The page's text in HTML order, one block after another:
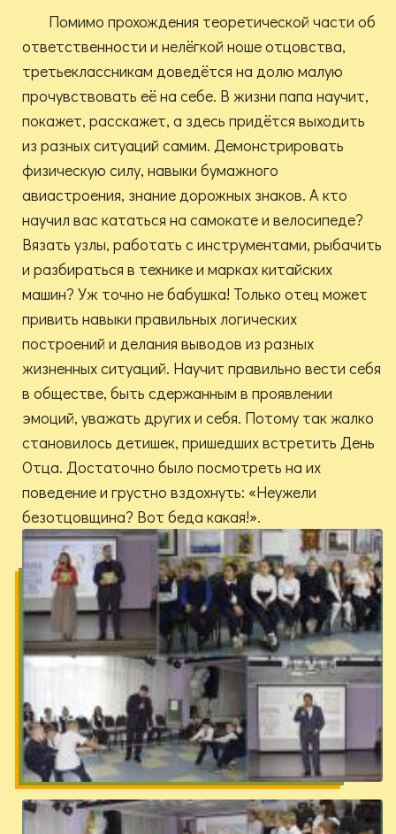
Помимо прохождения теоретической части об
ответственности и нелёгкой ноше отцовства,
третьеклассникам доведётся на долю малую
прочувствовать её на себе. В жизни папа научит,
покажет, расскажет, а здесь придётся выходить
из разных ситуаций самим. Демонстрировать
физическую силу, навыки бумажного
авиастроения, знание дорожных знаков. А кто
научил вас кататься на самокате и велосипеде?
Вязать узлы, работать с инструментами, рыбачить
и разбираться в технике и марках китайских
машин? Уж точно не бабушка! Только отец может
привить навыки правильных логических
построений и делания выводов из разных
жизненных ситуаций. Научит правильно вести себя
в обществе, быть сдержанным в проявлении
эмоций, уважать других и себя. Потому так жалко
становилось детишек, пришедших встретить День
Отца. Достаточно было посмотреть на их
поведение и грустно вздохнуть: «Неужели
безотцовщина? Вот беда какая!».